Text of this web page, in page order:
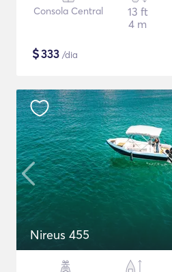
Consola Central
13 ft
4 m
$333 /dia
Nireus 455